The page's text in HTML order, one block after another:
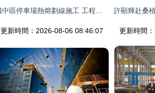
更新時間：2026-08-06 08:46:07 更新時間